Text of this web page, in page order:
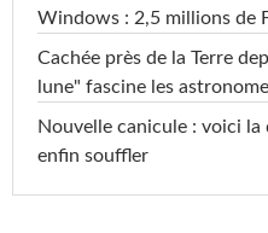
Windows : 2,5 millions de
Cachée près de la Terre
lune" fascine les
Nouvelle canicule : voici la
enfin souffler